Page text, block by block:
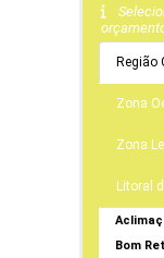
Região
Zona
Zona
Litoral
Bom